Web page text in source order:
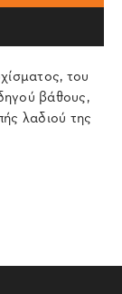
του
βάθους,
λαδιού της